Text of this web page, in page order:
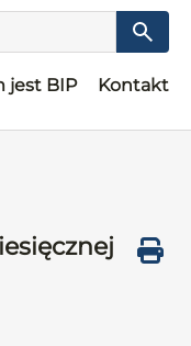
jest BIP Kontakt